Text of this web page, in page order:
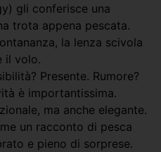
gli conferisce una
trota appena pescata.
la lenza scivola
il volo.
Presente. Rumore?
è importantissima.
ma anche elegante.
un racconto di pesca
e pieno di sorprese.